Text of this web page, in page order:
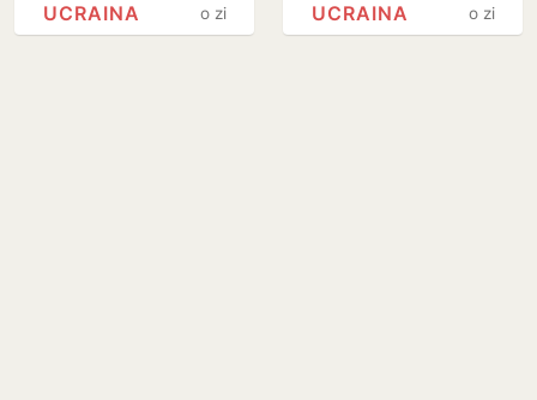
o zi
UCRAINA
‘Mirotvoreț’
o zi
UCRAINA